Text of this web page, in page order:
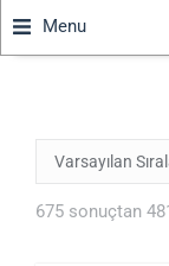
Menu
675 sonuçtan